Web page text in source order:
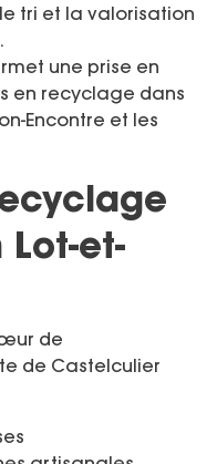
tri et la valorisation
une prise en
en recyclage dans
Encontre et les
et-
de
de Castelculier